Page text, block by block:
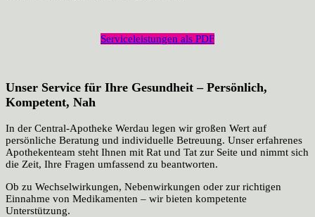
Serviceleistungen als PDF
Unser Service für Ihre Gesundheit – Persönlich,
Kompetent, Nah
In der Central-Apotheke Werdau legen wir großen Wert auf
persönliche Beratung und individuelle Betreuung. Unser erfahrenes
Apothekenteam steht Ihnen mit Rat und Tat zur Seite und nimmt sich
die Zeit, Ihre Fragen umfassend zu beantworten.
Ob zu Wechselwirkungen, Nebenwirkungen oder zur richtigen
Einnahme von Medikamenten – wir bieten kompetente
Unterstützung.